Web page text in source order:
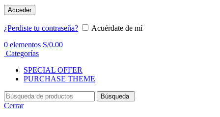
Acceder
¿Perdiste tu contraseña?
Acuérdate de mí
0 elementos S/0.00
Categorías
SPECIAL OFFER
PURCHASE THEME
Búsqueda
Cerrar